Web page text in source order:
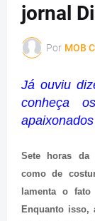
jornal
Por MOB
Já ouviu
conheça
Sete horas da
como de
lamenta o
Enquanto isso,